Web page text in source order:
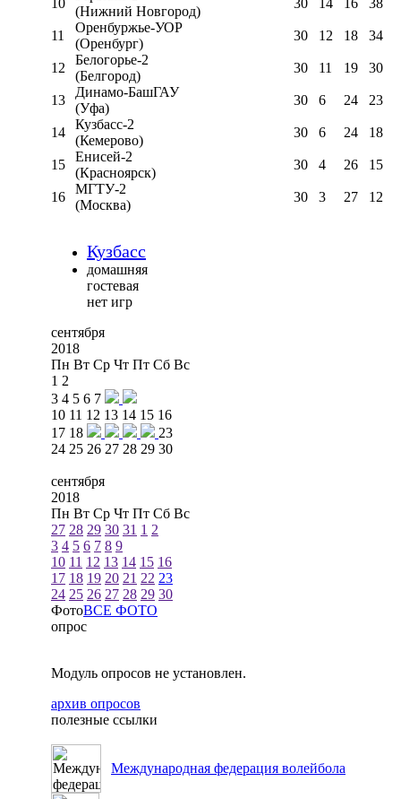
10
(Нижний Новгород)
30 14 16 38
11
Оренбуржье-УОР
(Оренбург)
30 12 18 34
12
Белогорье-2
(Белгород)
30 11 19 30
13
Динамо-БашГАУ
(Уфа)
30 6 24 23
14
Кузбасс-2
(Кемерово)
30 6 24 18
15
Енисей-2
(Красноярск)
30 4 26 15
16
МГТУ-2
(Москва)
30 3 27 12
Кузбасс
домашняя
гостевая
нет игр
сентября
2018
Пн Вт Ср Чт Пт Сб Вс
1 2
3 4 5 6 7
10 11 12 13 14 15 16
17 18
23
24 25 26 27 28 29 30
сентября
2018
Пн Вт Ср Чт Пт Сб Вс
27 28 29 30 31 1 2
3 4 5 6 7 8 9
10 11 12 13 14 15 16
17 18 19 20 21 22 23
24 25 26 27 28 29 30
ФотоВСЕ ФОТО
опрос
Модуль опросов не установлен.
архив опросов
полезные ссылки
Международная федерация волейбола